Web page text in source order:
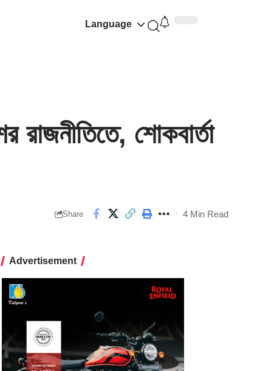
Language
শোকবার্তা
Share 4 Min Read
Advertisement